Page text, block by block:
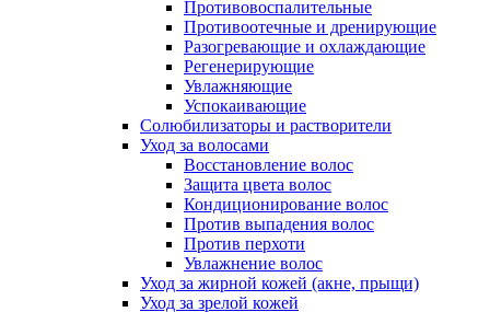
Противовоспалительные
Противоотечные и дренирующие
Разогревающие и охлаждающие
Регенерирующие
Увлажняющие
Успокаивающие
Солюбилизаторы и растворители
Уход за волосами
Восстановление волос
Защита цвета волос
Кондиционирование волос
Против выпадения волос
Против перхоти
Увлажнение волос
Уход за жирной кожей (акне, прыщи)
Уход за зрелой кожей